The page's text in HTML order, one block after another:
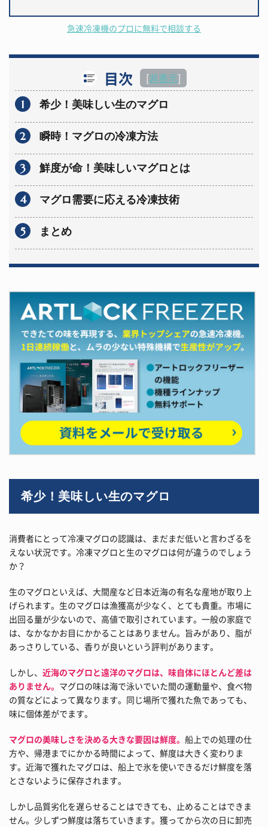
急速冷凍機のプロに無料で相談する
目次 [非表示]
1 希少！美味しい生のマグロ
2 瞬時！マグロの冷凍方法
3 鮮度が命！美味しいマグロとは
4 マグロ需要に応える冷凍技術
5 まとめ
希少！美味しい生のマグロ
消費者にとって冷凍マグロの認識は、まだまだ低いと言わざるを
えない状況です。冷凍マグロと生のマグロは何が違うのでしょう
か？
生のマグロといえば、大間産など日本近海の有名な産地が取り上
げられます。生のマグロは漁獲高が少なく、とても貴重。市場に
出回る量が少ないので、高値で取引されています。一般の家庭で
は、なかなかお目にかかることはありません。旨みがあり、脂が
あっさりしている、香りが良いという評判があります。
しかし、 近海のマグロと遠洋のマグロは、味自体にほとんど差は
ありません。 マグロの味は海で泳いでいた間の運動量や、食べ物
の質などによって異なります。同じ場所で獲れた魚であっても、
味に個体差がでます。
マグロの美味しさを決める大きな要因は鮮度。 船上での処理の仕
方や、帰港までにかかる時間によって、鮮度は大きく変わりま
す。近海で獲れたマグロは、船上で氷を使いできるだけ鮮度を落
とさないように保存されます。
しかし品質劣化を遅らせることはできても、止めることはできま
せん。少しずつ鮮度は落ちていきます。獲ってから次の日に卸売